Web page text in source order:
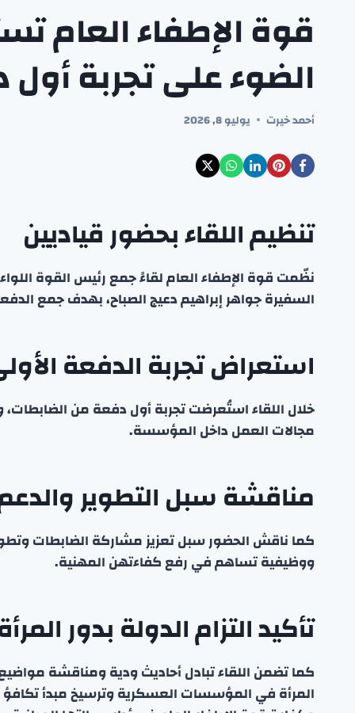
قوة الإطفاء العام
الضوء على تجربة
أحمد خيرت يوليو 8, 2026
تنظيم اللقاء بحضور قياديين
نظّمت قوة الإطفاء العام لقاءً جمع رئيس القوة
السفيرة جواهر إبراهيم دعيج الصباح، بهدف جمع
استعراض تجربة الدفعة
خلال اللقاء استُعرضت تجربة أول دفعة من
مجالات العمل داخل المؤسسة.
مناقشة سبل التطوير
كما ناقش الحضور سبل تعزيز مشاركة الضابطات
ووظيفية تساهم في رفع كفاءتهن المهنية.
تأكيد التزام الدولة بدور
كما تضمن اللقاء تبادل أحاديث ودية ومناقشة
المرأة في المؤسسات العسكرية وترسيخ مبدأ